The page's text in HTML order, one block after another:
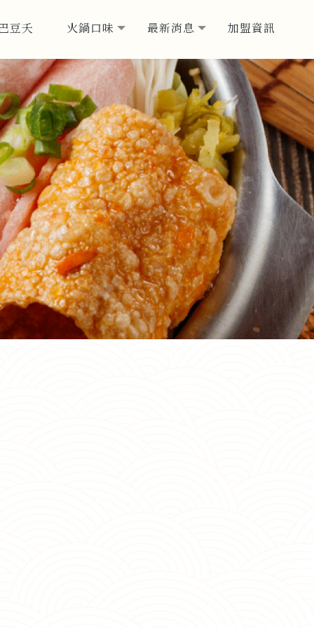
豆夭 火鍋口味 最新消息 加盟資訊